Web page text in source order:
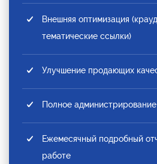
Внешняя оптимизация
тематические ссылки)
Улучшение продающих
Полное
Ежемесячный подробный
работе